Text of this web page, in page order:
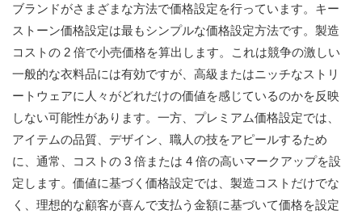
ブランドがさまざまな方法で価格設定を行っています。キー
ストーン価格設定は最もシンプルな価格設定方法です。製造
コストの 2 倍で小売価格を算出します。これは競争の激しい
一般的な衣料品には有効ですが、高級またはニッチなストリ
ートウェアに人々がどれだけの価値を感じているのかを反映
しない可能性があります。一方、プレミアム価格設定では、
アイテムの品質、デザイン、職人の技をアピールするため
に、通常、コストの 3 倍または 4 倍の高いマークアップを設
定します。価値に基づく価格設定では、製造コストだけでな
く、理想的な顧客が喜んで支払う金額に基づいて価格を設定